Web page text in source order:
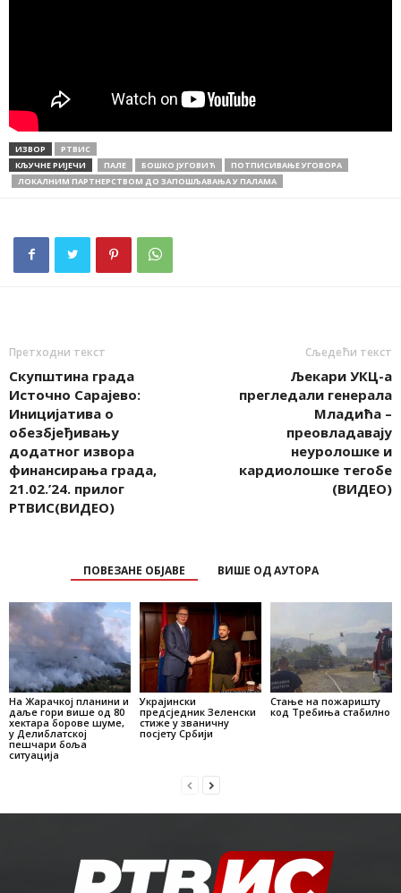
ИЗВОР
РТВИС
КЉУЧНЕ РИЈЕЧИ
ПАЛЕ БОШКО ЈУГОВИЋ
ПОТПИСИВАЊЕ УГОВОРА
ЛОКАЛНИМ ПАРТНЕРСТВОМ ДО ЗАПОШЉАВАЊА У ПАЛАМА
Претходни текст
Скупштина града
Источно Сарајево:
Иницијатива о
обезбјеђивању
додатног извора
финансирања града,
21.02.’24. прилог
РТВИС(ВИДЕО)
Сљедећи текст
Љекари УКЦ-а
прегледали генерала
Младића –
преовладавају
неуролошке и
кардиолошке тегобе
(ВИДЕО)
ПОВЕЗАНЕ ОБЈАВЕ ВИШЕ ОД АУТОРА
На Жарачкој планини и
даље гори више од 80
хектара борове шуме,
у Делиблатској
пешчари боља
ситуација
Украјински
предсједник Зеленски
стиже у званичну
посјету Србији
Стање на пожаришту
код Требиња стабилно